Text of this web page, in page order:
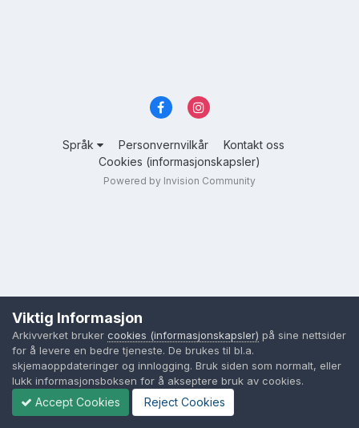
Språk Personvernvilkår
Kontakt oss
Cookies (informasjonskapsler)
Powered by Invision Community
Viktig Informasjon
Arkivverket bruker cookies (informasjonskapsler) på sine nettsider
for å levere en bedre tjeneste. De brukes til bl.a.
skjemaoppdateringer og innlogging. Bruk siden som normalt, eller
lukk informasjonsboksen for å akseptere bruk av cookies.
Accept Cookies Reject Cookies